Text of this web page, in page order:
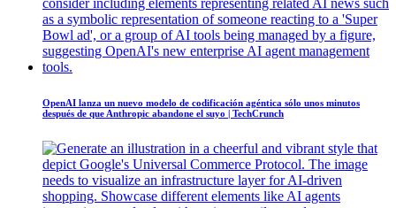
OpenAI lanza un nuevo modelo de codificación agéntica sólo unos minutos
después de que Anthropic abandone el suyo | TechCrunch